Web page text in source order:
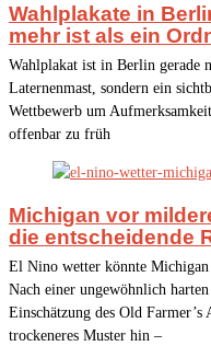
Wahlplakate in
mehr ist als ein
Wahlplakat ist in Berlin gerade
Laternenmast, sondern ein
Wettbewerb um
offenbar zu früh
Michigan vor
die entscheidende
El Nino wetter könnte Michigan
Nach einer ungewöhnlich
Einschätzung des Old
trockeneres Muster hin –